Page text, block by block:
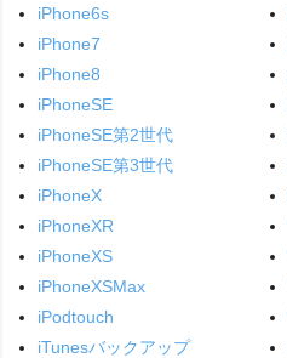
iPhone6s
iPhone7
iPhone8
iPhoneSE
iPhoneSE第2世代
iPhoneSE第3世代
iPhoneX
iPhoneXR
iPhoneXS
iPhoneXSMax
iPodtouch
iTunesバックアップ